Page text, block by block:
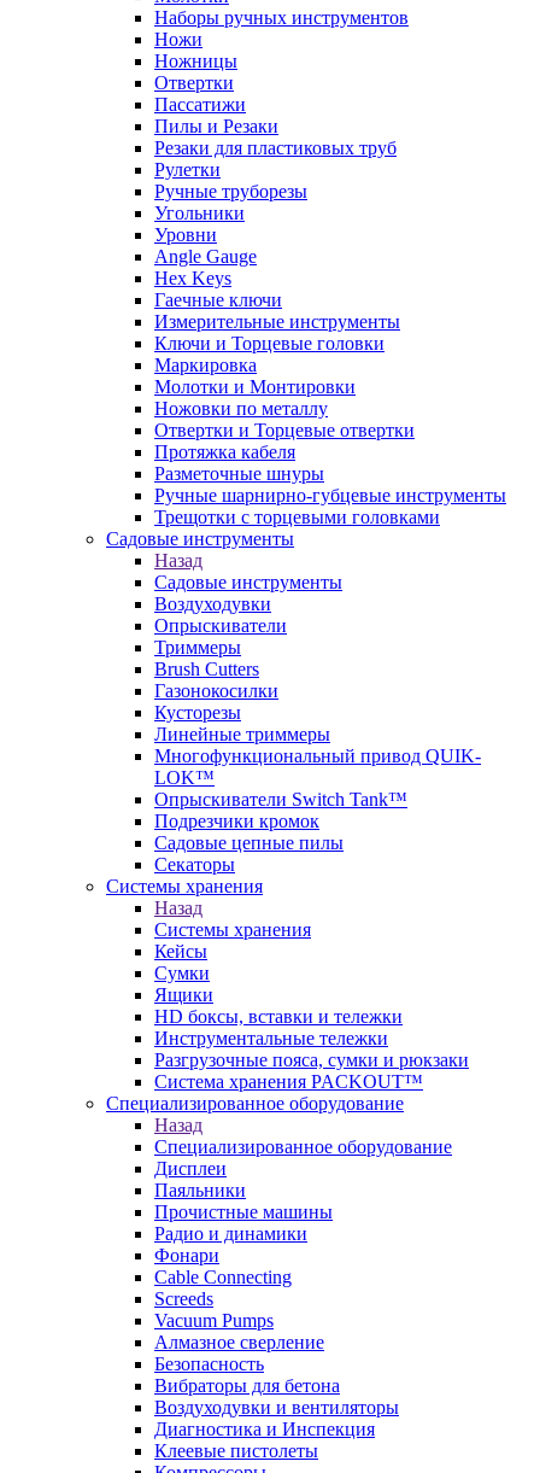
Наборы ручных инструментов
Ножи
Ножницы
Отвертки
Пассатижи
Пилы и Резаки
Резаки для пластиковых труб
Рулетки
Ручные труборезы
Угольники
Уровни
Angle Gauge
Hex Keys
Гаечные ключи
Измерительные инструменты
Ключи и Торцевые головки
Маркировка
Молотки и Монтировки
Ножовки по металлу
Отвертки и Торцевые отвертки
Протяжка кабеля
Разметочные шнуры
Ручные шарнирно-губцевые инструменты
Трещотки с торцевыми головками
Садовые инструменты
Назад
Садовые инструменты
Воздуходувки
Опрыскиватели
Триммеры
Brush Cutters
Газонокосилки
Кусторезы
Линейные триммеры
Многофункциональный привод QUIK-
LOK™
Опрыскиватели Switch Tank™
Подрезчики кромок
Садовые цепные пилы
Секаторы
Системы хранения
Назад
Системы хранения
Кейсы
Сумки
Ящики
HD боксы, вставки и тележки
Инструментальные тележки
Разгрузочные пояса, сумки и рюкзаки
Система хранения PACKOUT™
Специализированное оборудование
Назад
Специализированное оборудование
Дисплеи
Паяльники
Прочистные машины
Радио и динамики
Фонари
Cable Connecting
Screeds
Vacuum Pumps
Алмазное сверление
Безопасность
Вибраторы для бетона
Воздуходувки и вентиляторы
Диагностика и Инспекция
Клеевые пистолеты